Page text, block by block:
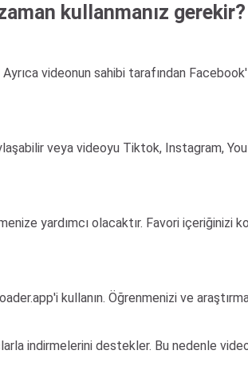
kullanmanız gerekir?
videonun sahibi tarafından
veya videoyu Tiktok, Instagram,
yardımcı olacaktır. Favori içeriğinizi
kullanın. Öğrenmenizi ve
indirmelerini destekler. Bu nedenle